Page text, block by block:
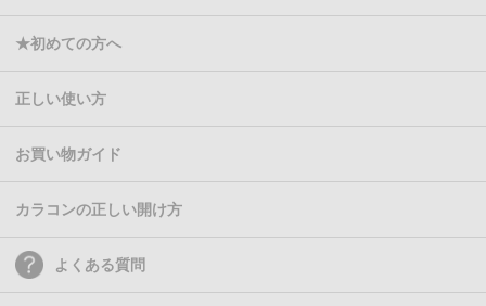
★初めての方へ
正しい使い方
お買い物ガイド
カラコンの正しい開け方
よくある質問